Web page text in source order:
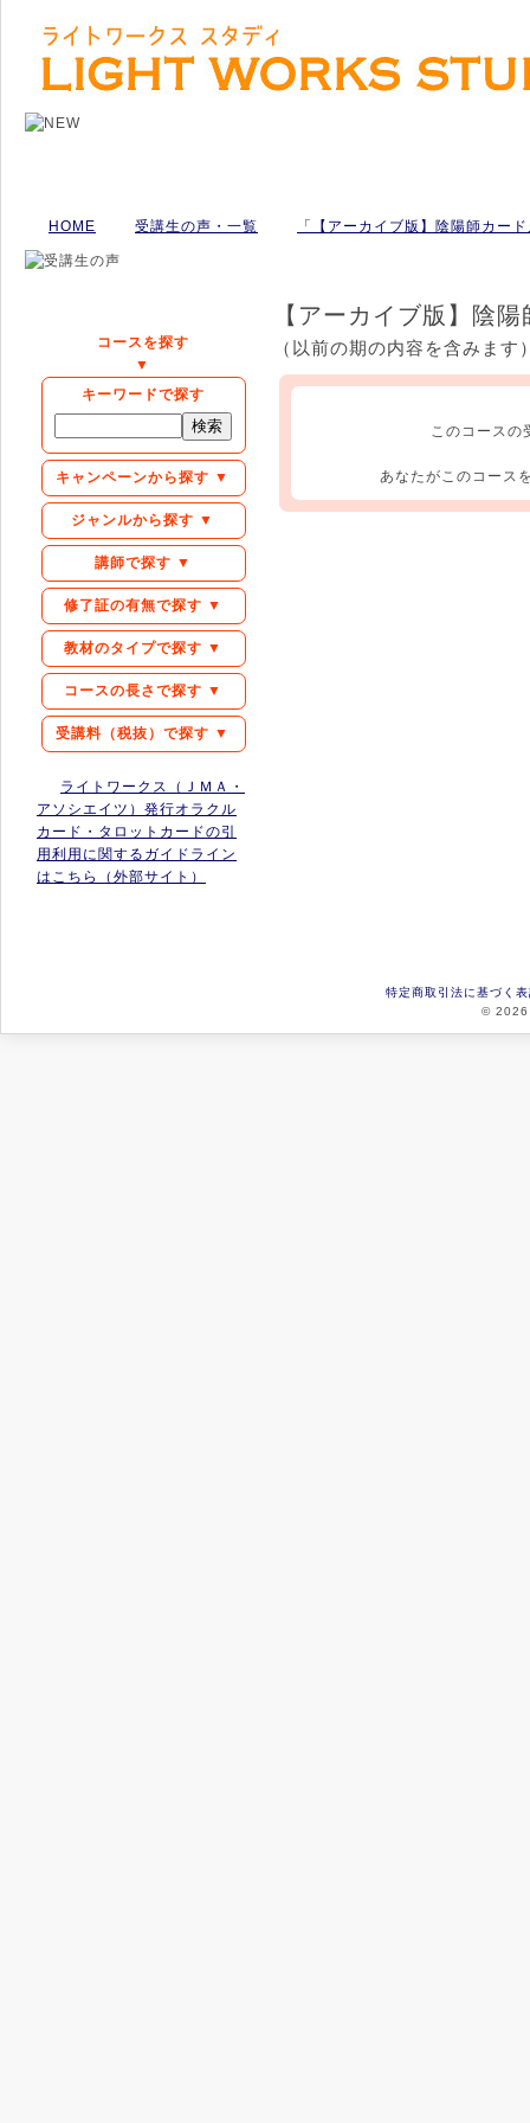
HOME 受講生の声・一覧 「【アーカイブ版】陰陽師カー
コースを探す
▼
キーワードで探す
キャンペーンから探す ▼
ジャンルから探す ▼
講師で探す ▼
修了証の有無で探す ▼
教材のタイプで探す ▼
コースの長さで探す ▼
受講料（税抜）で探す ▼
ライトワークス（ＪＭＡ・
アソシエイツ）発行オラクル
カード・タロットカードの引
用利用に関するガイドライン
はこちら（外部サイト）
【アーカイブ版】陰
（以前の期の内容を含みます
このコースの
あなたがこのコース
特定商取引法に基づく
© 2026